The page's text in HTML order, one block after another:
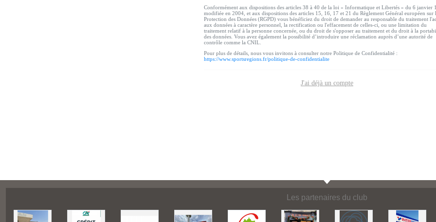
Conformément aux dispositions des articles 38 à 40 de la loi « Informatique et Libertés » du 6 janvier
modifiée en 2004, et aux dispositions des articles 15, 16, 17 et 21 du Règlement Général européen sur
Protection des Données (RGPD) vous bénéficiez du droit de demander au responsable du traitement
aux données à caractère personnel, la rectification ou l'effacement de celles-ci, ou une limitation du
traitement relatif à la personne concernée, ou du droit de s'opposer au traitement et du droit à la
des données. Vous avez également la possibilité d’introduire une réclamation auprès d’une autorité de
contrôle comme la CNIL.
Pour plus de détails, nous vous invitons à consulter notre Politique de Confidentialité :
https://www.sportsregions.fr/politique-de-confidentialite
J'ai déjà un compte
Les partenaires du club